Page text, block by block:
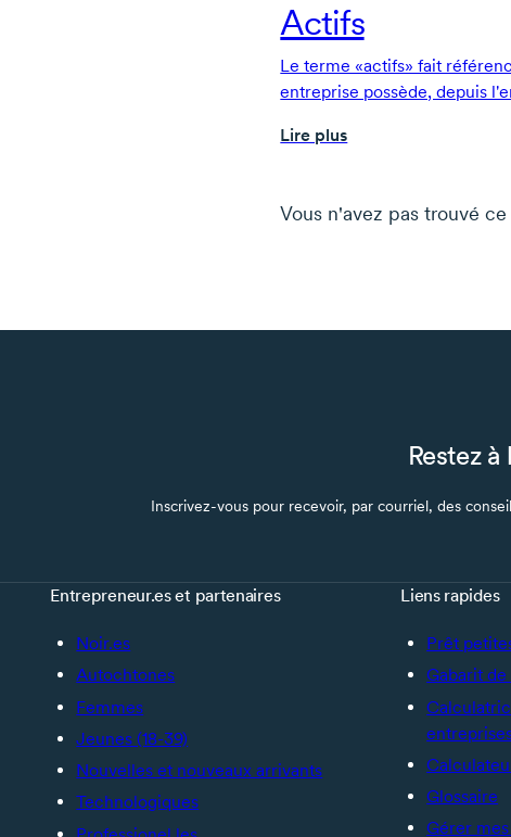
Actifs
Le terme «actifs» fait
entreprise possède, depuis
catégories d'actifs figurent au
Lire plus
Vous n'avez pas trouvé
Restez
Inscrivez-vous pour recevoir, par courriel, des
Entrepreneur.es et partenaires
Noir.es
Autochtones
Femmes
Jeunes (18-39)
Nouvelles et nouveaux arrivants
Technologiques
Liens rapides
Prêt
Gabarit de
Glossaire
Gérer